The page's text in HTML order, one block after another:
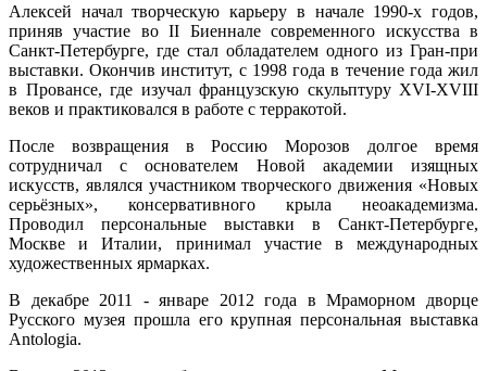
Алексей начал творческую карьеру в начале 1990-х годов,
приняв участие во II Биеннале современного искусства в
Санкт-Петербурге, где стал обладателем одного из Гран-при
выставки. Окончив институт, с 1998 года в течение года жил
в Провансе, где изучал французскую скульптуру XVI-XVIII
веков и практиковался в работе с терракотой.
После возвращения в Россию Морозов долгое время
сотрудничал с основателем Новой академии изящных
искусств, являлся участником творческого движения «Новых
серьёзных», консервативного крыла неоакадемизма.
Проводил персональные выставки в Санкт-Петербурге,
Москвеи Италии, принимал участие в международных
художественных ярмарках.
В декабре 2011 - январе 2012 года в Мраморном дворце
Русского музея прошла его крупная персональная выставка
Antologia.